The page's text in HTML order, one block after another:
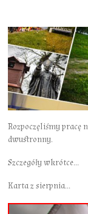
Rozpoczęliśmy pracę
dwustronny.
Szczegóły wkrótce…
Karta z sierpnia…